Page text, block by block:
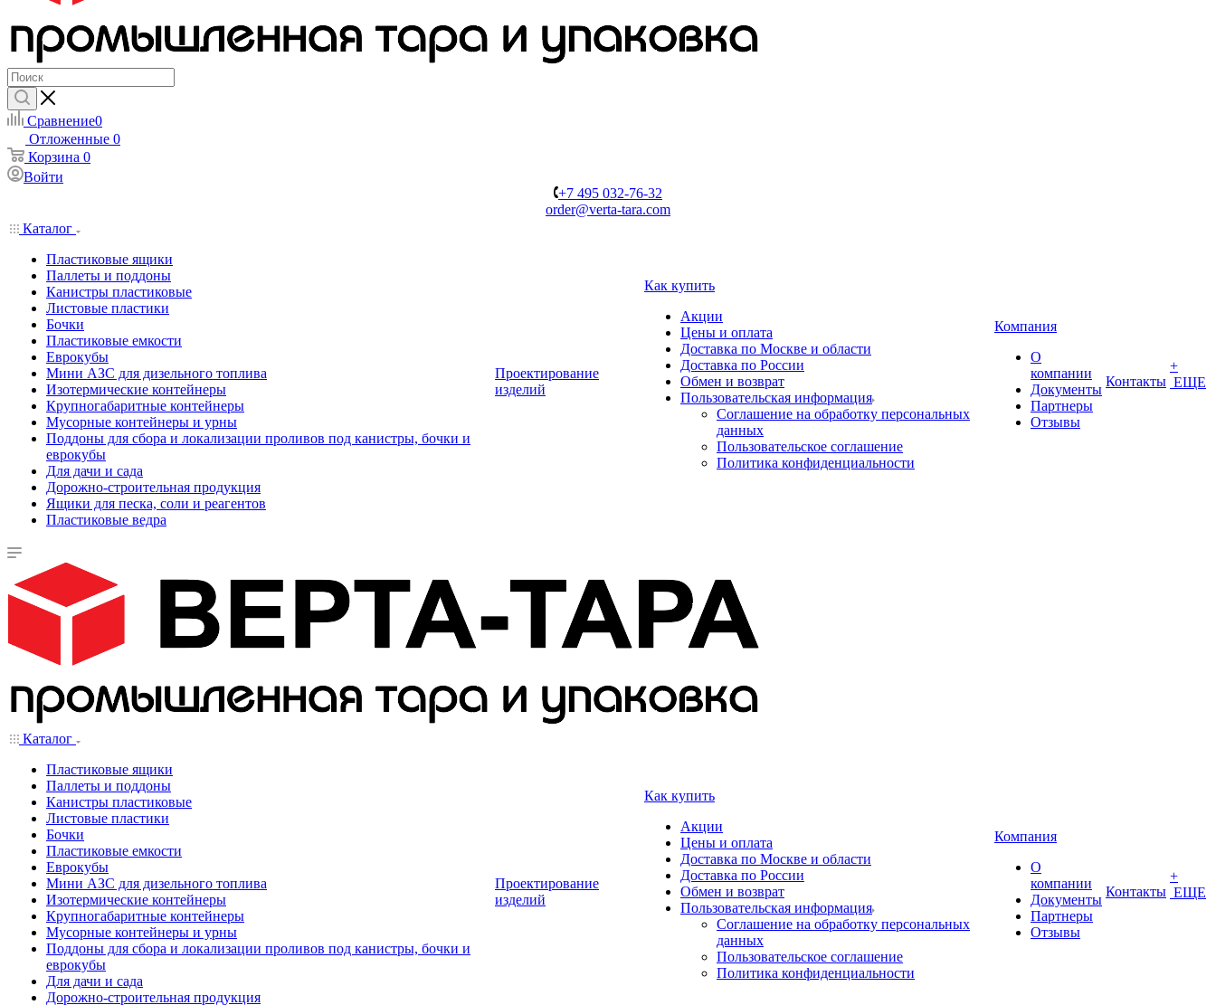
Сравнение0
Отложенные 0
Корзина 0
Войти
+7 495 032-76-32
order@verta-tara.com
Каталог
Пластиковые ящики
Паллеты и поддоны
Канистры пластиковые
Листовые пластики
Бочки
Пластиковые емкости
Еврокубы
Мини АЗС для дизельного топлива
Изотермические контейнеры
Крупногабаритные контейнеры
Мусорные контейнеры и урны
Поддоны для сбора и локализации проливов под канистры, бочки и
еврокубы
Для дачи и сада
Дорожно-строительная продукция
Ящики для песка, соли и реагентов
Пластиковые ведра
Проектирование
изделий
Как купить
Акции
Цены и оплата
Доставка по Москве и области
Доставка по России
Обмен и возврат
Пользовательская информация
Соглашение на обработку персональных
данных
Пользовательское соглашение
Политика конфиденциальности
Компания
О
компании
Документы
Партнеры
Отзывы
Контакты
+
ЕЩЕ
Каталог
Пластиковые ящики
Паллеты и поддоны
Канистры пластиковые
Листовые пластики
Бочки
Пластиковые емкости
Еврокубы
Мини АЗС для дизельного топлива
Изотермические контейнеры
Крупногабаритные контейнеры
Мусорные контейнеры и урны
Поддоны для сбора и локализации проливов под канистры, бочки и
еврокубы
Для дачи и сада
Дорожно-строительная продукция
Проектирование
изделий
Как купить
Акции
Цены и оплата
Доставка по Москве и области
Доставка по России
Обмен и возврат
Пользовательская информация
Соглашение на обработку персональных
данных
Пользовательское соглашение
Политика конфиденциальности
Компания
О
компании
Документы
Партнеры
Отзывы
Контакты
+
ЕЩЕ